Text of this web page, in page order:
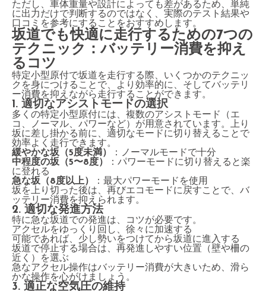
ただし、車体重量や設計によっても差があるため、単純
に出力だけで判断するのではなく、実際のテスト結果や
口コミを参考にすることをおすすめします。
坂道でも快適に走行するための7つの
テクニック：バッテリー消費を抑え
るコツ
特定小型原付で坂道を走行する際、いくつかのテクニッ
クを身につけることで、より効率的に、そしてバッテリ
ー消費を抑えながら走行することができます。
1. 適切なアシストモードの選択
多くの特定小型原付には、複数のアシストモード（エ
コ、ノーマル、パワーなど）が用意されています。上り
坂に差し掛かる前に、適切なモードに切り替えることで
効率よく走行できます。
緩やかな坂（5度未満）
：ノーマルモードで十分
中程度の坂（5〜8度）
：パワーモードに切り替えると楽
に登れる
急な坂（8度以上）
：最大パワーモードを使用
坂を上り切った後は、再びエコモードに戻すことで、バ
ッテリー消費を抑えられます。
2. 適切な発進方法
特に急な坂道での発進は、コツが必要です。
アクセルをゆっくり回し、徐々に加速する
可能であれば、少し勢いをつけてから坂道に進入する
坂道で停止する場合は、再発進しやすい位置（壁や柵の
近く）を選ぶ
急なアクセル操作はバッテリー消費が大きいため、滑ら
かな操作を心がけましょう。
3. 適正な空気圧の維持